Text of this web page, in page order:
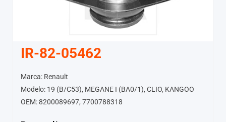
IR-82-05462
Marca: Renault
Modelo: 19 (B/C53), MEGANE I (BA0/1), CLIO, KANGOO
OEM: 8200089697, 7700788318